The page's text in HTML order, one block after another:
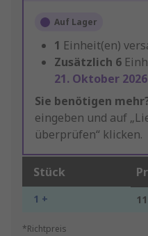
Auf Lager
1 Einheit(en)
Zusätzlich 6
21. Oktober 2026
Sie benötigen
eingeben und auf
überprüfen“ klicken.
Stück
1 +
*Richtpreis